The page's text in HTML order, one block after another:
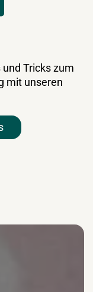
Tricks zum
mit unseren